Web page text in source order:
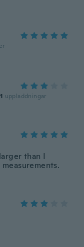
1 uppladdningar
than I